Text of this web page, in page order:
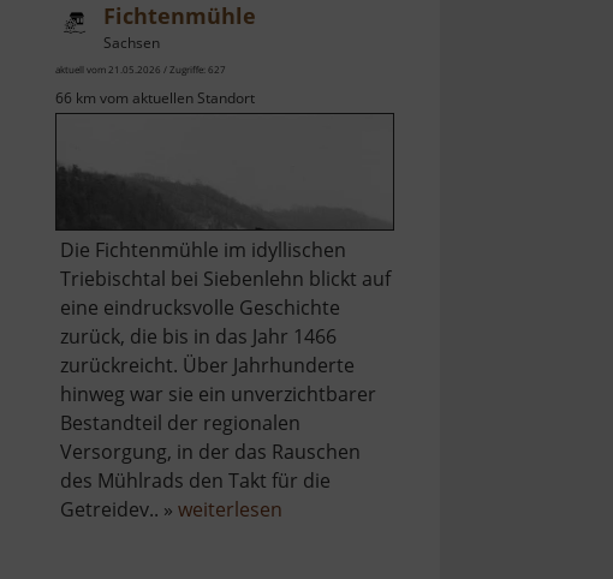
Fichtenmühle
Sachsen
aktuell vom 21.05.2026 / Zugriffe: 627
66 km vom aktuellen Standort
Die Fichtenmühle im idyllischen
Triebischtal bei Siebenlehn blickt auf
eine eindrucksvolle Geschichte
zurück, die bis in das Jahr 1466
zurückreicht. Über Jahrhunderte
hinweg war sie ein unverzichtbarer
Bestandteil der regionalen
Versorgung, in der das Rauschen
des Mühlrads den Takt für die
Getreidev.. » weiterlesenüber